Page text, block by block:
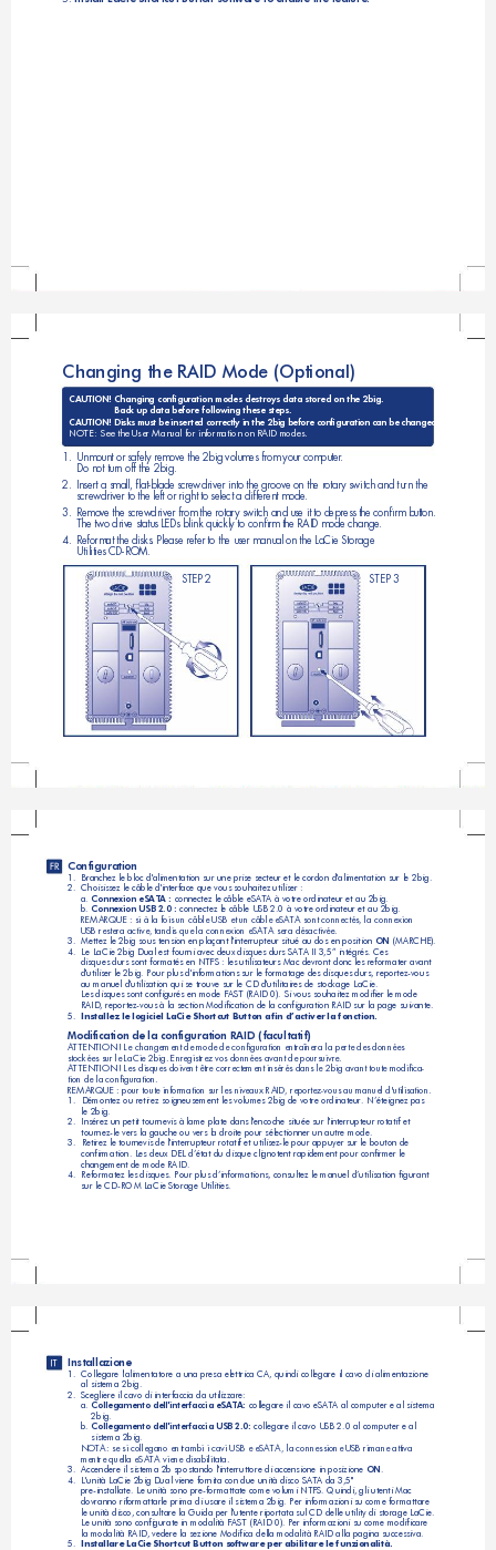
Changing the RAID Mode (Optional)
CAUTION! Changing conﬁguration modes destroys data stored on the 2big.
Back up data before following these steps.
CAUTION! Disks must be inserted correctly in the 2big before conﬁguration can be changed
NOTE: See the User Manual for information on RAID modes.
. Unmount or safely remove the 2big volumes from your computer.
Do not turn off the 2big.
2. Insert a small , ﬂat-blade screwdriver into the groove on the rotary switch and turn the
screwdriver to the left or right to select a different mode.
3. Remove the screwdriver from the rotary switch and use it to depress the conﬁrm button.
he two drive status LEDs blink quickly to conﬁrm the RAI D mode change.
4. Reformat the disks. Please refer to the user manual on the LaCie Storage
Util ities CD-ROM.
ST EP 2 S EP 3
FR Configuration
1.
Branchez le bloc d'alimentation sur une prise secteur et le cordon d'alimentation sur le 2big.
2. Choisissez le câble d'interface que vous souhaitez utiliser :
a. Connexion eSATA : connectez le câble eSATA à votre ordinateur et au 2big.
b. Connexion USB 2.0 : connectez le câble USB 2.0 à votre ordinateur et au 2big.
REMARQUE : si à la fois un câble USB et un câble eSATA sont connectés, la connexion
USB restera active, tandis que la connexion eSATA sera désactivée.
3. Mettez le 2big sous tension en plaçant l'interrupteur situé au dos en position ON
(MARCHE).
4.
Le LaCie 2big Dual est fourni avec deux disques durs SATA II 3,5” intégrés. Ces
disques durs sont formatés en NTFS : les utilisateurs Mac devront donc les reformater avant
d'utiliser le 2big. Pour plus d'informations sur le formatage des disques durs, reportez-vous
au manuel d'utilisation qui se trouve sur le CD d'utilitaires de stockage LaCie.
Les disques sont configurés en mode FAST (RAID 0). Si vous souhaitez modifier le mode
RAID, reportez-vous à la section Modification de la configuration RAID sur la page suivante.
5.
Installez le logiciel LaCie Shortcut Button afin d’activer la fonction.
Modification de la configuration RAID (facultatif)
ATTENTION ! Le changement de mode de configuration entraînera la perte des données
stockées sur le LaCie 2big. Enregistrez vos données avant de poursuivre.
ATTENTION ! Les disques doivent être correctement insérés dans le 2big avant toute modifica-
tion de la configuration.
REMARQUE : pour toute information sur les niveaux RAID, reportez-vous au manuel d'utilisation.
1.
Démontez ou retirez soigneusement les volumes 2big de votre ordinateur. N’éteignez pas
le 2big.
2.
Insérez un petit tournevis à lame plate dans l'encoche située sur l'interrupteur rotatif et
tournez-le vers la gauche ou vers la droite pour sélectionner un autre mode.
3.
Retirez le tournevis de l'interrupteur rotatif et utilisez-le pour appuyer sur le bouton de
confirmation. Les deux DEL d’état du disque clignotent rapidement pour confirmer le
changement de mode RAID.
4.
Reformatez les disques. Pour plus d’informations, consultez le manuel d’utilisation figurant
sur le CD-ROM LaCie Storage Utilities.
IT Installazione
1. Collegare l'alimentatore a una presa elettrica CA, quindi collegare il cavo di alimentazione
al sistema 2big.
2. Scegliere il cavo di interfaccia da utilizzare:
a. Collegamento dell'interfaccia eSATA: collegare il cavo eSATA al computer e al sistema
    2big.
b. Collegamento dell'interfaccia USB 2.0: collegare il cavo USB 2.0 al computer e al
    sistema 2big.
NOTA: se si collegano entrambi i cavi USB e eSATA, la connessione USB rimane attiva
mentre quella eSATA viene disabilitata.
3. Accendere il sistema 2b spostando l'interruttore di accensione in posizione ON.
4.
L'unità LaCie 2big Dual viene fornita con due unità disco SATA da 3,5"
pre-installate. Le unità sono pre-formattate come volumi NTFS. Quindi, gli utenti Mac
dovranno riformattarle prima di usare il sistema 2big. Per informazioni su come formattare
le unità disco, consultare la Guida per l'utente riportata sul CD delle utility di storage LaCie.
Le unità sono configurate in modalità FAST (RAID 0). Per informazioni su come modificare
la modalità RAID, vedere la sezione Modifica della modalità RAID alla pagina successiva.
5.
Installare LaCie Shortcut Button software per abilitare le funzionalità.